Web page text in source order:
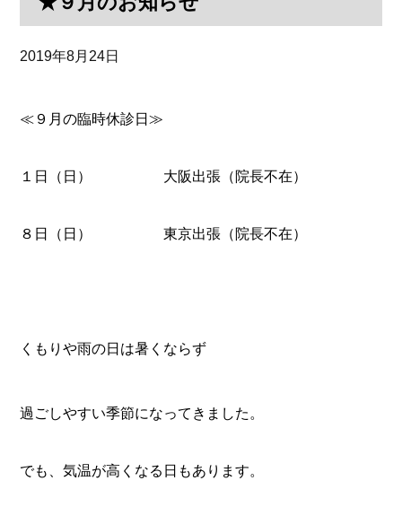
2019年8月24日
≪９月の臨時休診日≫
１日（日） 大阪出張（院長不在）
８日（日） 東京出張（院長不在）
くもりや雨の日は暑くならず
過ごしやすい季節になってきました。
でも、気温が高くなる日もあります。